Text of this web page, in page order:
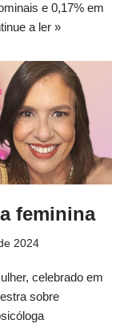
e 0,17% em
a ler »
feminina
2024
celebrado em
sobre